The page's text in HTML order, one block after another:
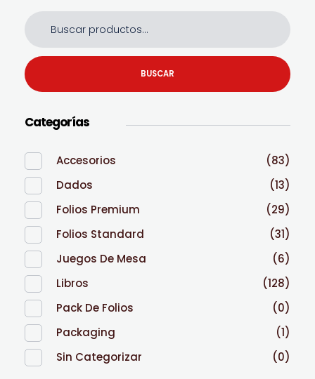
BUSCAR
Categorías
Accesorios
(83)
Dados
(13)
Folios Premium
(29)
Folios Standard
(31)
Juegos De Mesa
(6)
Libros
(128)
Pack De Folios
(0)
Packaging
(1)
Sin Categorizar
(0)